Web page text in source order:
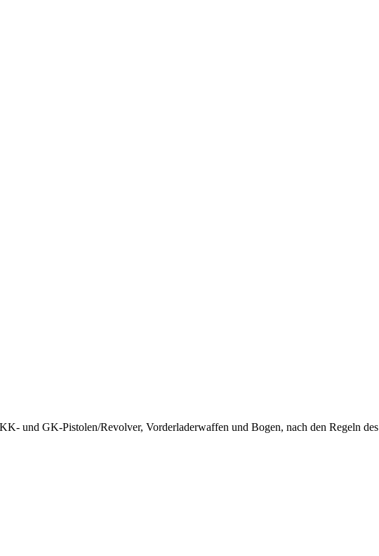
und GK-Pistolen/Revolver, Vorderladerwaffen und Bogen, nach den Regeln des